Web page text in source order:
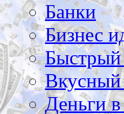
Банки
Бизнес
Быстрый
Вкусный
Деньги в